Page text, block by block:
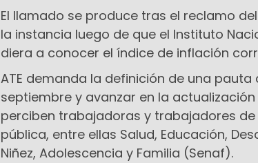
El llamado se produce tras el reclamo
la instancia luego de que el Instituto
diera a conocer el índice de inflación
ATE demanda la definición de una
septiembre y avanzar en la
perciben trabajadoras y trabajadores
pública, entre ellas Salud, Educación,
Niñez, Adolescencia y Familia (Senaf).